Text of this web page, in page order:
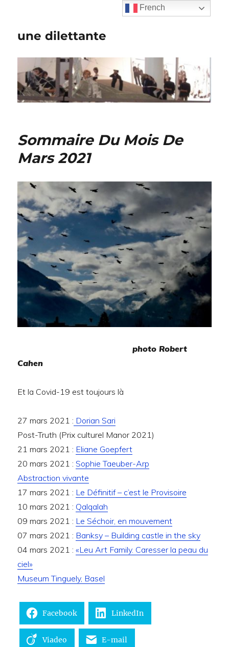
une dilettante
Sommaire Du Mois De
Mars 2021
photo Robert
Cahen
Et la Covid-19 est toujours là
27 mars 2021 : Dorian Sari
Post-Truth (Prix culturel Manor 2021)
21 mars 2021 : Eliane Goepfert
20 mars 2021 :Sophie Taeuber-Arp
Abstraction vivante
17 mars 2021 : Le Définitif – c’est le Provisoire
10 mars 2021 : Qalqalah
09 mars 2021 : Le Séchoir, en mouvement
07 mars 2021 : Banksy – Building castle in the sky
04 mars 2021 :«Leu Art Family. Caresser la peau du
ciel»
Museum Tinguely, Basel
Facebook LinkedIn
Viadeo E-mail
French